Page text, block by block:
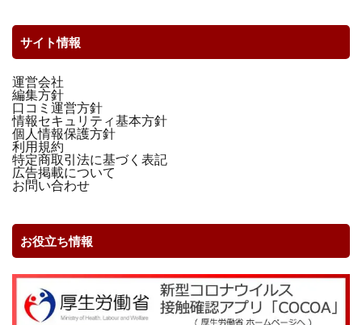
サイト情報
運営会社
編集方針
口コミ運営方針
情報セキュリティ基本方針
個人情報保護方針
利用規約
特定商取引法に基づく表記
広告掲載について
お問い合わせ
お役立ち情報